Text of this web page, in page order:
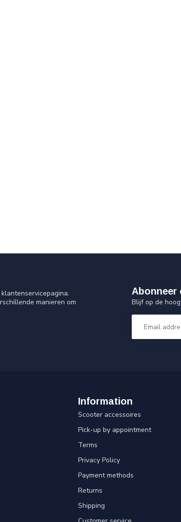
manieren om
Abonneer
Blijf op de
Information
Scooter accessoires
Pick-up by appointment
Terms
Privacy Policy
Payment methods
Returns
Shipping